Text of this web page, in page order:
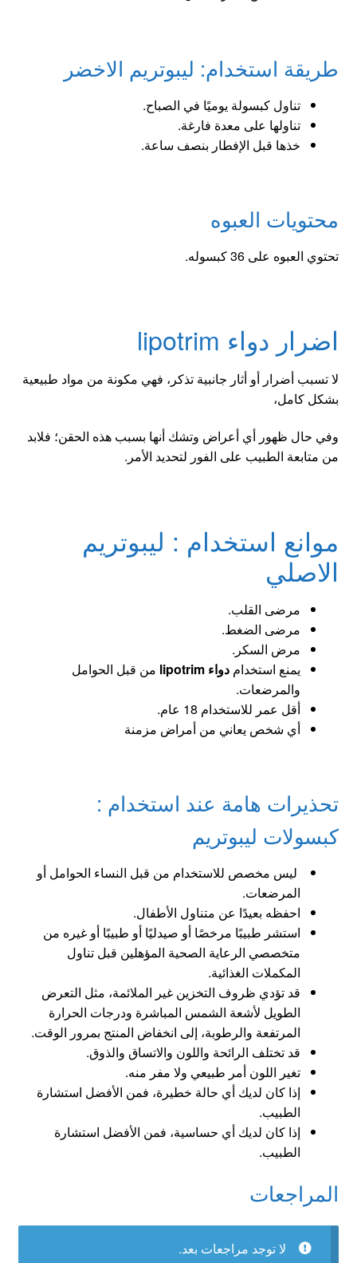
طريقة استخدام: ليبوتريم الاخضر
تناول كبسولة يوميًا في الصباح.
تناولها على معدة فارغة.
خذها قبل الإفطار بنصف ساعة.
محتويات العبوه
تحتوي العبوه على 36 كبسوله.
اضرار دواء lipotrim
لا تسبب أضرار أو أثار جانبية تذكر، فهي مكونة من مواد طبيعية
بشكل كامل،
وفي حال ظهور أي أعراض وتشك أنها بسبب هذه الحقن؛ فلابد
من متابعة الطبيب على الفور لتحديد الأمر.
موانع استخدام : ليبوتريم
الاصلي
مرضى القلب.
مرضى الضغط.
مرض السكر.
يمنع استخدام دواء lipotrim
من قبل الحوامل
والمرضعات.
أقل عمر للاستخدام 18 عام.
أي شخص يعاني من أمراض مزمنة
تحذيرات هامة عند استخدام :
كبسولات ليبوتريم
ليس مخصص للاستخدام من قبل النساء الحوامل أو
المرضعات.
احفظه بعيدًا عن متناول الأطفال.
استشر طبيبًا مرخصًا أو صيدليًا أو طبيبًا أو غيره من
متخصصي الرعاية الصحية المؤهلين قبل تناول
المكملات الغذائية.
قد تؤدي ظروف التخزين غير الملائمة، مثل التعرض
الطويل لأشعة الشمس المباشرة ودرجات الحرارة
المرتفعة والرطوبة، إلى انخفاض المنتج بمرور الوقت.
قد تختلف الرائحة واللون والاتساق والذوق.
تغير اللون أمر طبيعي ولا مفر منه.
إذا كان لديك أي حالة خطيرة، فمن الأفضل استشارة
الطبيب.
إذا كان لديك أي حساسية، فمن الأفضل استشارة
الطبيب.
المراجعات
لا توجد مراجعات بعد.